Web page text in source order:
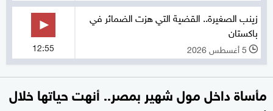
زينب الصغيرة.. القضية التي هزت الضمائر في
باكستان
l 5 أغسطس 2026 12:55
مأساة داخل مول شهير بمصر.. أنهت حياتها خلال